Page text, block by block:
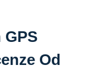
Od